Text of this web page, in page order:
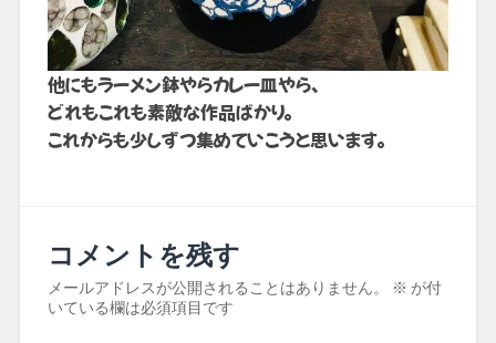
他にもラーメン鉢やらカレー皿やら、
どれもこれも素敵な作品ばかり。
これからも少しずつ集めていこうと思います。
コメントを残す
メールアドレスが公開されることはありません。 ※ が付
いている欄は必須項目です